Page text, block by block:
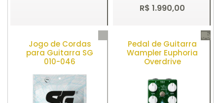
Comprar
R$ 1.990,00
Comprar
Jogo de Cordas
para Guitarra SG
010-046
Pedal de Guitarra
Wampler Euphoria
Overdrive